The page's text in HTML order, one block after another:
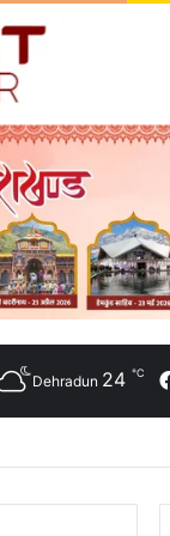
Dehradun 24 ℃